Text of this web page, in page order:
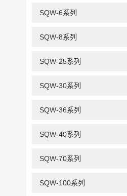
SQW-6系列
SQW-8系列
SQW-25系列
SQW-30系列
SQW-36系列
SQW-40系列
SQW-70系列
SQW-100系列